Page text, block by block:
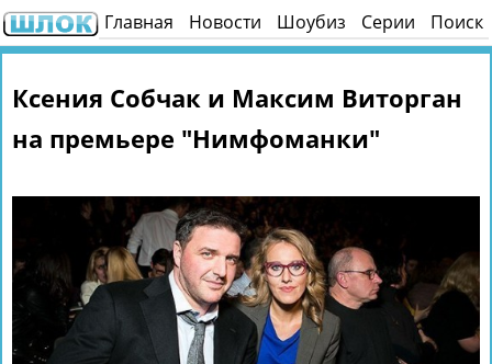
Главная Новости Шоубиз Серии Поиск
Ксения Собчак и Максим Виторган
на премьере "Нимфоманки"